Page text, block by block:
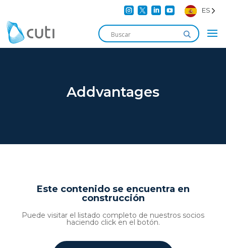
    ES
Addvantages
Este contenido se encuentra en
construcción
Puede visitar el listado completo de nuestros socios
haciendo click en el botón.